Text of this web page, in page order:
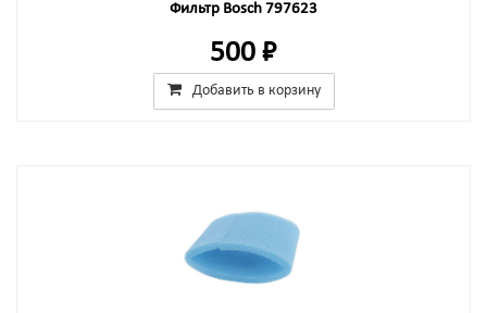
Фильтр Bosch 797623
500 ₽
Добавить в корзину